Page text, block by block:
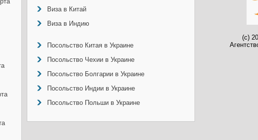
Виза в Китай
Виза в Индию
Посольство Китая в Украине
Посольство Чехии в Украине
Посольство Болгарии в Украине
Посольство Индии в Украине
Посольство Польши в Украине
(c)